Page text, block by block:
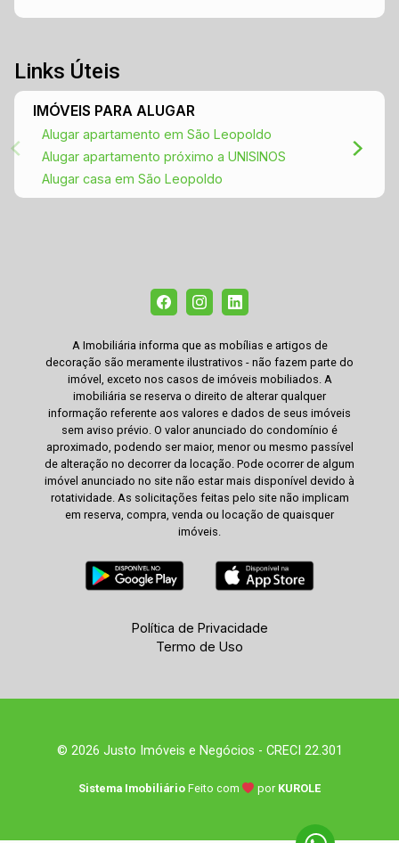
Links Úteis
IMÓVEIS PARA ALUGAR
Alugar apartamento em São Leopoldo
Alugar apartamento próximo a UNISINOS
Alugar casa em São Leopoldo
A Imobiliária informa que as mobílias e artigos de
decoração são meramente ilustrativos - não fazem parte do
imóvel, exceto nos casos de imóveis mobiliados. A
imobiliária se reserva o direito de alterar qualquer
informação referente aos valores e dados de seus imóveis
sem aviso prévio. O valor anunciado do condomínio é
aproximado, podendo ser maior, menor ou mesmo passível
de alteração no decorrer da locação. Pode ocorrer de algum
imóvel anunciado no site não estar mais disponível devido à
rotatividade. As solicitações feitas pelo site não implicam
em reserva, compra, venda ou locação de quaisquer
imóveis.
Política de Privacidade
Termo de Uso
© 2026 Justo Imóveis e Negócios - CRECI 22.301
Sistema Imobiliário Feito com por KUROLE